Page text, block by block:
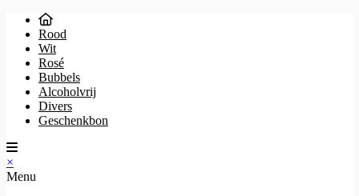
Rood
Wit
Rosé
Bubbels
Alcoholvrij
Divers
Geschenkbon
×
Menu